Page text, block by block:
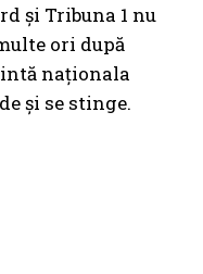
și Tribuna 1 nu
ori după
naționala
și se stinge.